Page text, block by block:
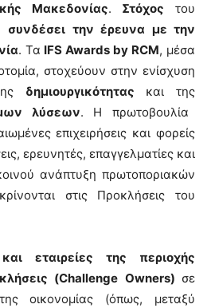
Μακεδονίας. Στόχος του
συνδέσει την έρευνα με την
. Τα IFS Awards by RCM, μέσα
στοχεύουν στην ενίσχυση
δημιουργικότητας και της
λύσεων. Η πρωτοβουλία
επιχειρήσεις και φορείς
ερευνητές, επαγγελματίες και
ανάπτυξη πρωτοποριακών
στις Προκλήσεις του
εταιρείες της περιοχής
(Challenge Owners) σε
οικονομίας (όπως, μεταξύ